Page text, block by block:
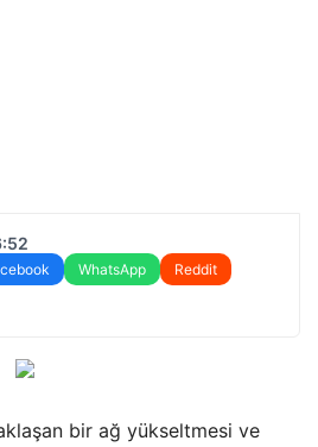
WhatsApp
Reddit
bir ağ yükseltmesi ve